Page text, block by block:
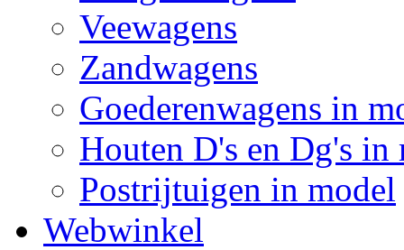
Veewagens
Zandwagens
Goederenwagens in
Houten D's en Dg's in
Postrijtuigen in model
Webwinkel